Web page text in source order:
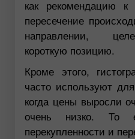
как рекомендацию к
пересечение
направлении,
короткую позицию.
Кроме этого,
часто используют
когда цены выросли
очень низко. То
перекупленности и